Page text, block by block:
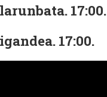
17:00.
17:00.